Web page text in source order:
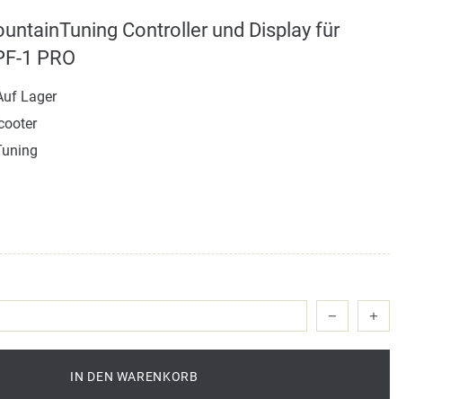
Controller und Display für
1 PRO
Lager
IN DEN WARENKORB